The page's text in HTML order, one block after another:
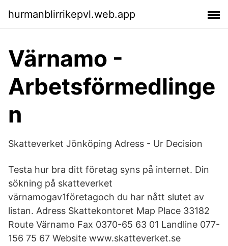
hurmanblirrikepvl.web.app
Värnamo -
Arbetsförmedlinge
n
Skatteverket Jönköping Adress - Ur Decision
Testa hur bra ditt företag syns på internet. Din
sökning på skatteverket
värnamogav1företagoch du har nått slutet av
listan. Adress Skattekontoret Map Place 33182
Route Värnamo Fax 0370-65 63 01 Landline 077-
156 75 67 Website www.skatteverket.se